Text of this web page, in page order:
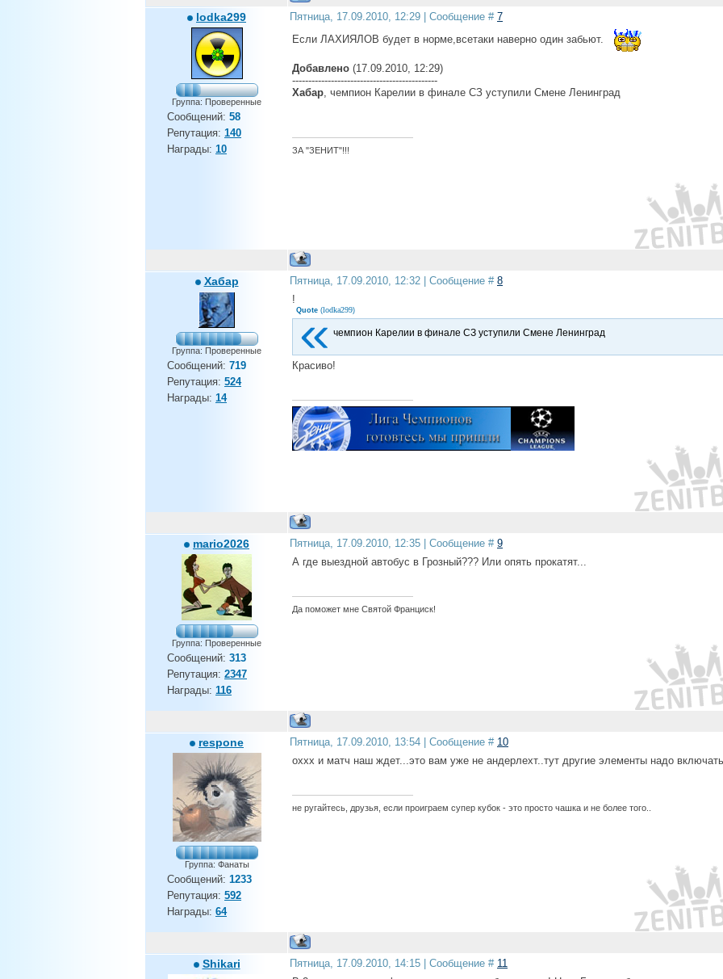
lodka299
Группа: Проверенные
Сообщений: 58
Репутация: 140
Награды: 10
Пятница, 17.09.2010, 12:29 | Сообщение # 7
Если ЛАХИЯЛОВ будет в норме,всетаки наверно один забьют.
Добавлено (17.09.2010, 12:29)
---------------------------------------------
Хабар, чемпион Карелии в финале СЗ уступили Смене Ленинград
ЗА "ЗЕНИТ"!!!
Хабар
Группа: Проверенные
Сообщений: 719
Репутация: 524
Награды: 14
Пятница, 17.09.2010, 12:32 | Сообщение # 8
!
Quote (lodka299)
чемпион Карелии в финале СЗ уступили Смене Ленинград
Красиво!
mario2026
Группа: Проверенные
Сообщений: 313
Репутация: 2347
Награды: 116
Пятница, 17.09.2010, 12:35 | Сообщение # 9
А где выездной автобус в Грозный??? Или опять прокатят...
Да поможет мне Святой Франциск!
respone
Группа: Фанаты
Сообщений: 1233
Репутация: 592
Награды: 64
Пятница, 17.09.2010, 13:54 | Сообщение # 10
оххх и матч наш ждет...это вам уже не андерлехт..тут другие элементы надо
не ругайтесь, друзья, если проиграем супер кубок - это просто чашка и не более того..
Shikari Пятница, 17.09.2010, 14:15 | Сообщение # 11